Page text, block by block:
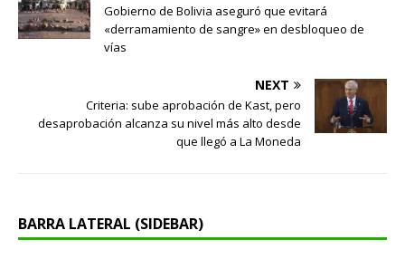
Gobierno de Bolivia aseguró que evitará
«derramamiento de sangre» en desbloqueo de
vías
NEXT
Criteria: sube aprobación de Kast, pero
desaprobación alcanza su nivel más alto desde
que llegó a La Moneda
BARRA LATERAL (SIDEBAR)